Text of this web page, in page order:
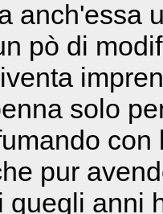
anch'essa
pò di
solo
pur
quegli anni